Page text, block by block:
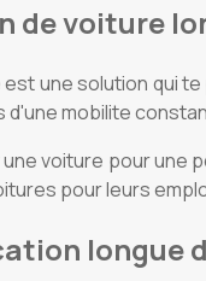
de voiture
une solution qui
mobilite
une voiture pour
pour leurs
longue